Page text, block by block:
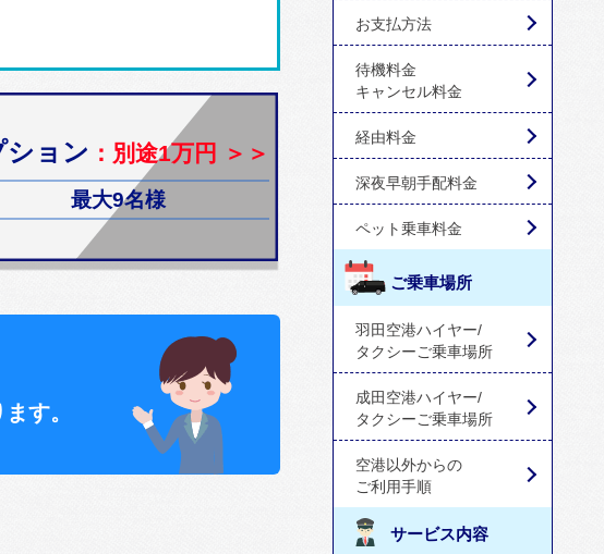
ション ：別途1万円 ＞＞
最大9名様
す。
お支払方法
待機料金
キャンセル料金
経由料金
深夜早朝手配料金
ペット乗車料金
ご乗車場所
羽田空港ハイヤー/
タクシーご乗車場所
成田空港ハイヤー/
タクシーご乗車場所
空港以外からの
ご利用手順
サービス内容